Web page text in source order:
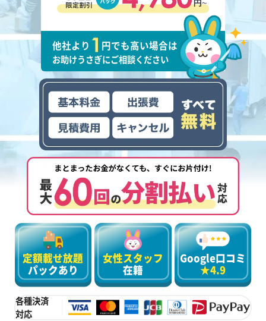
他社より 円でも高い場合は
お助けうさぎにご相談ください
定額載せ放題
パックあり
女性スタッフ
在籍
Google口コミ
★4.9
各種決済
対応